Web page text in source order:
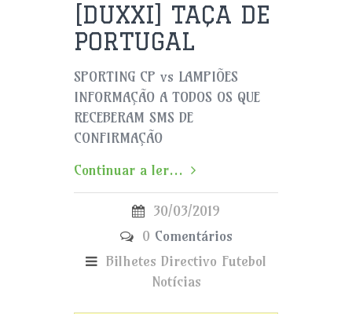
[DUXXI] TAÇA DE
PORTUGAL
SPORTING CP vs LAMPIÕES
INFORMAÇÃO A TODOS OS QUE
RECEBERAM SMS DE
CONFIRMAÇÃO
Continuar a ler...
30/03/2019
0 Comentários
Bilhetes Directivo Futebol
Notícias